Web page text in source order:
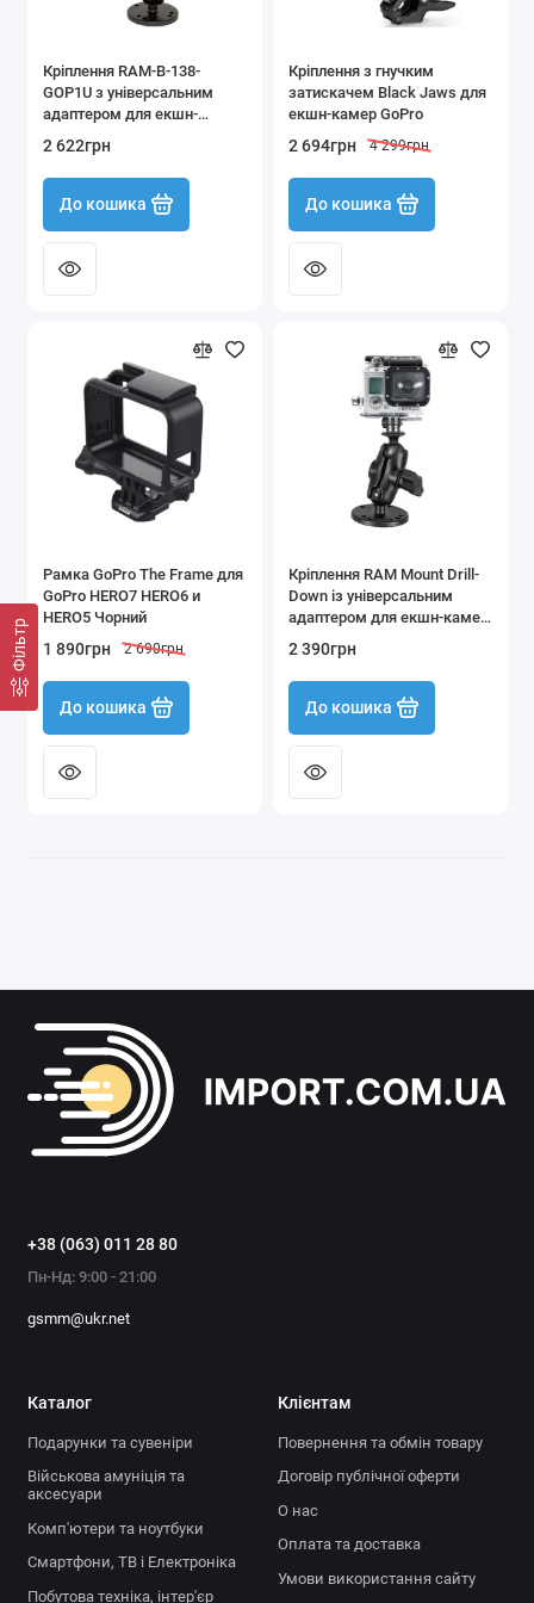
Фільтр
Кріплення RAM-B-138-
GOP1U з універсальним
адаптером для екшн-
2 622грн
До кошика
Кріплення з гнучким
затискачем Black Jaws для
екшн-камер GoPro
2 694грн 4 299грн
До кошика
Рамка GoPro The Frame для
GoPro HERO7 HERO6 и
HERO5 Чорний
1 890грн 2 690грн
До кошика
Кріплення RAM Mount Drill-
Down із універсальним
адаптером для екшн-камер
2 390грн
До кошика
+38 (063) 011 28 80
Пн-Нд: 9:00 - 21:00
gsmm@ukr.net
Каталог
Подарунки та сувеніри
Військова амуніція та
аксесуари
Комп'ютери та ноутбуки
Смартфони, ТВ і Електроніка
Побутова техніка, інтер'єр
Клієнтам
Повернення та обмін товару
Договір публічної оферти
О нас
Оплата та доставка
Умови використання сайту